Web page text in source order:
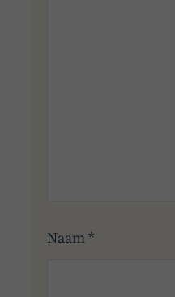
Naam*